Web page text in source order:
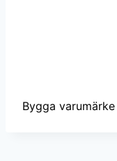
Bygga